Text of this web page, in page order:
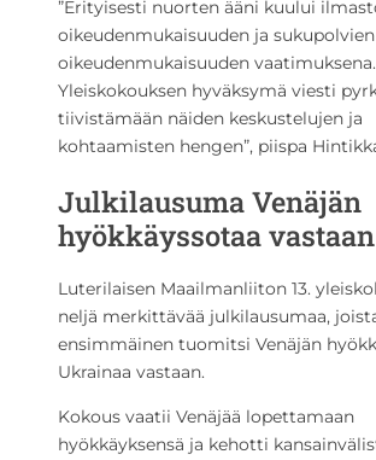
”Erityisesti nuorten ääni kuului
oikeudenmukaisuuden ja
oikeudenmukaisuuden vaatimuksena.
Yleiskokouksen hyväksymä viesti
tiivistämään näiden keskustelujen ja
kohtaamisten hengen”, piispa
Julkilausuma Venäjän
hyökkäyssotaa vastaan
Luterilaisen Maailmanliiton 13.
neljä merkittävää julkilausumaa,
ensimmäinen tuomitsi Venäjän
Ukrainaa vastaan.
Kokous vaatii Venäjää lopettamaan
hyökkäyksensä ja kehotti